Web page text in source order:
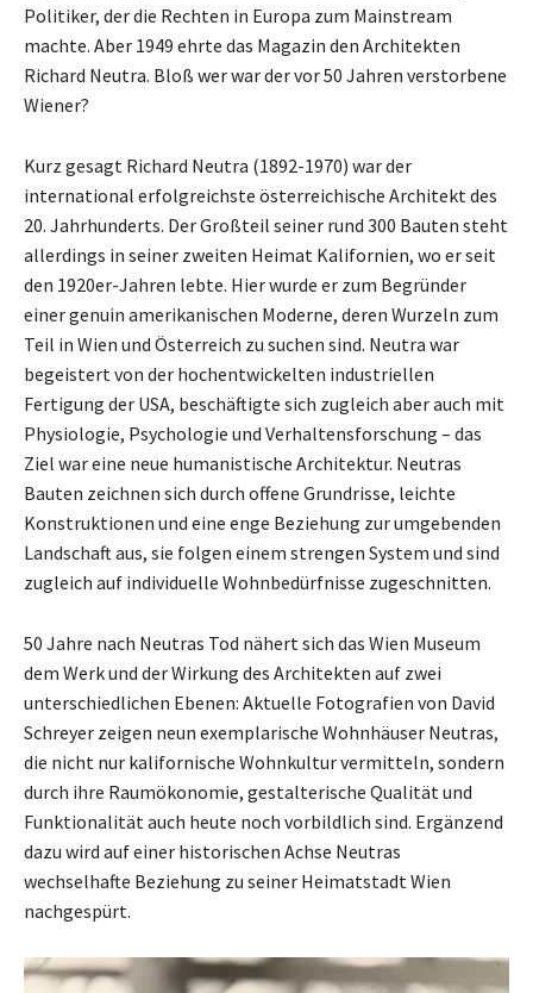
Politiker, der die Rechten in Europa zum Mainstream
machte. Aber 1949 ehrte das Magazin den Architekten
Richard Neutra. Bloß wer war der vor 50 Jahren verstorbene
Wiener?
Kurz gesagt Richard Neutra (1892-1970) war der
international erfolgreichste österreichische Architekt des
20. Jahrhunderts. Der Großteil seiner rund 300 Bauten steht
allerdings in seiner zweiten Heimat Kalifornien, wo er seit
den 1920er-Jahren lebte. Hier wurde er zum Begründer
einer genuin amerikanischen Moderne, deren Wurzeln zum
Teil in Wien und Österreich zu suchen sind. Neutra war
begeistert von der hochentwickelten industriellen
Fertigung der USA, beschäftigte sich zugleich aber auch mit
Physiologie, Psychologie und Verhaltensforschung – das
Ziel war eine neue humanistische Architektur. Neutras
Bauten zeichnen sich durch offene Grundrisse, leichte
Konstruktionen und eine enge Beziehung zur umgebenden
Landschaft aus, sie folgen einem strengen System und sind
zugleich auf individuelle Wohnbedürfnisse zugeschnitten.
50 Jahre nach Neutras Tod nähert sich das Wien Museum
dem Werk und der Wirkung des Architekten auf zwei
unterschiedlichen Ebenen: Aktuelle Fotografien von David
Schreyer zeigen neun exemplarische Wohnhäuser Neutras,
die nicht nur kalifornische Wohnkultur vermitteln, sondern
durch ihre Raumökonomie, gestalterische Qualität und
Funktionalität auch heute noch vorbildlich sind. Ergänzend
dazu wird auf einer historischen Achse Neutras
wechselhafte Beziehung zu seiner Heimatstadt Wien
nachgespürt.